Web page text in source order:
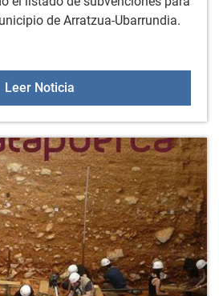
de Arratzua-Ubarrundia.
Leer NoticiaSubvenciones 2025